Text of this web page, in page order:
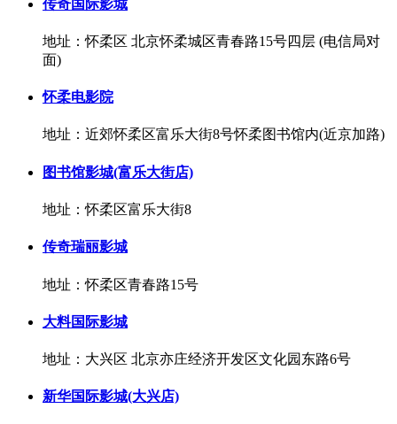
传奇国际影城
地址：怀柔区 北京怀柔城区青春路15号四层 (电信局对
面)
怀柔电影院
地址：近郊怀柔区富乐大街8号怀柔图书馆内(近京加路)
图书馆影城(富乐大街店)
地址：怀柔区富乐大街8
传奇瑞丽影城
地址：怀柔区青春路15号
大料国际影城
地址：大兴区 北京亦庄经济开发区文化园东路6号
新华国际影城(大兴店)